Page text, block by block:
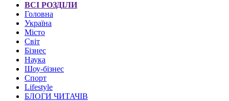
ВСІ РОЗДІЛИ
Головна
Україна
Місто
Світ
Бізнес
Наука
Шоу-бізнес
Спорт
Lifestyle
БЛОГИ ЧИТАЧІВ